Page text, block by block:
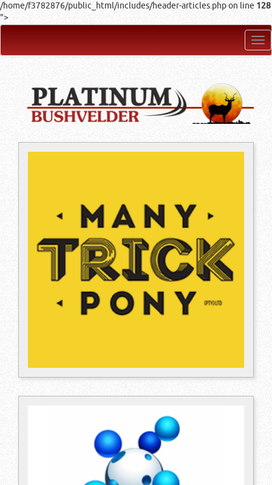
/home/f3782876/public_html/includes/header-articles.php on line 128
">